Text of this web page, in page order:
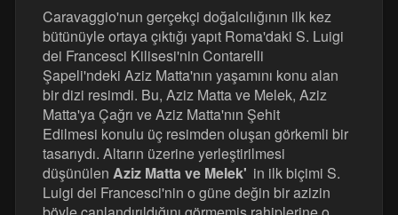
Caravaggio'nun gerçekçi doğalcılığının ilk kez
bütünüyle ortaya çıktığı yapıt Roma'daki S. Luigi
dei Francesci Kilisesi'nin Contarelli
Şapeli'ndeki Aziz Matta'nın yaşamını konu alan
bir dizi resimdi. Bu, Aziz Matta ve Melek, Aziz
Matta'ya Çağrı ve Aziz Matta'nın Şehit
Edilmesi konulu üç resimden oluşan görkemli bir
tasarıydı. Altarın üzerine yerleştirilmesi
düşünülen Aziz Matta ve Melek' in ilk biçimi S.
Luigi dei Francesci'nin o güne değin bir azizin